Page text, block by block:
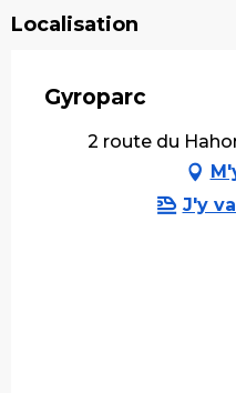
Localisation
Gyroparc
2 route du
J'y